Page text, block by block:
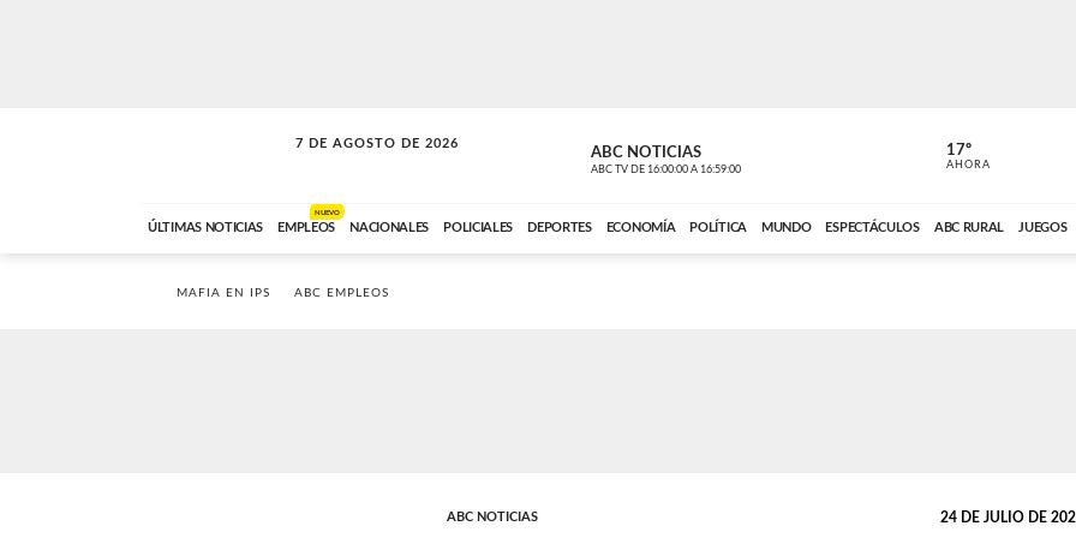
7 DE AGOSTO DE 2026
VITAMINAS ABC NOTICIAS
ABC TV DE 16:00:00 A 16:59:00 ABC CARDINAL
17º
AHORA
ÚLTIMAS NOTICIAS EMPLEOS
NUEVO
NACIONALES POLICIALES DEPORTES ECONOMÍA POLÍTICA MUNDO ESPECTÁCULOS ABC RURAL JUEGOS
MAFIA EN IPS ABC EMPLEOS
ABC NOTICIAS 24 DE JULIO DE